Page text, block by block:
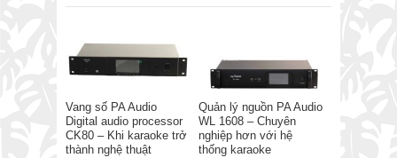
Vang số PA Audio
Digital audio processor
CK80 – Khi karaoke trở
thành nghệ thuật
Quản lý nguồn PA Audio
WL 1608 – Chuyên
nghiệp hơn với hệ
thống karaoke